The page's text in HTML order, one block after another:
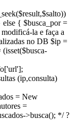
else { $busca_por =
la e faça a
no DB $ip =
(ip,consulta)
= New
=
>busca(); */ ?